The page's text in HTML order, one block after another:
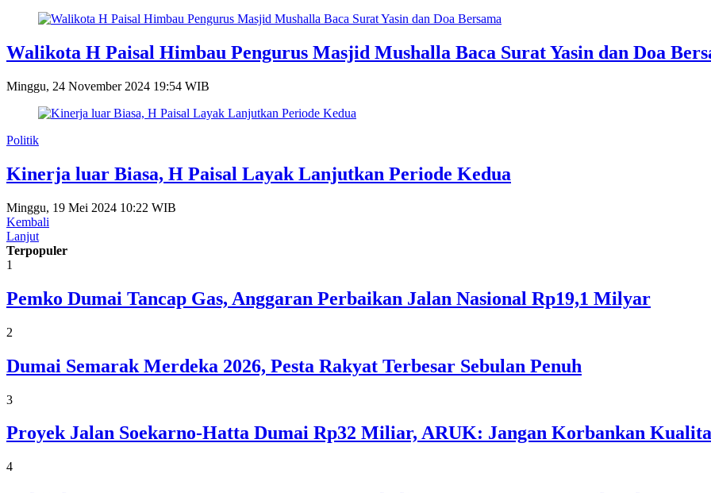
Walikota H Paisal Himbau Pengurus Masjid Mushalla Baca Surat Yasin dan Doa
Minggu, 24 November 2024 19:54 WIB
Politik
Kinerja luar Biasa, H Paisal Layak Lanjutkan Periode Kedua
Minggu, 19 Mei 2024 10:22 WIB
Kembali
Lanjut
Terpopuler
1
Pemko Dumai Tancap Gas, Anggaran Perbaikan Jalan Nasional Rp19,1 Milyar
2
Dumai Semarak Merdeka 2026, Pesta Rakyat Terbesar Sebulan Penuh
3
Proyek Jalan Soekarno-Hatta Dumai Rp32 Miliar, ARUK: Jangan Korbankan
4